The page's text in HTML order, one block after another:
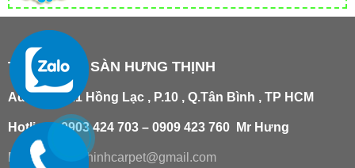
THẢM TRẢI SÀN HƯNG THỊNH
Add : 181/21 Hồng Lạc , P.10 , Q.Tân Bình , TP HCM
Hotline : 0903 424 703 – 0909 423 760 Mr Hưng
Email : hungthinhcarpet@gmail.com